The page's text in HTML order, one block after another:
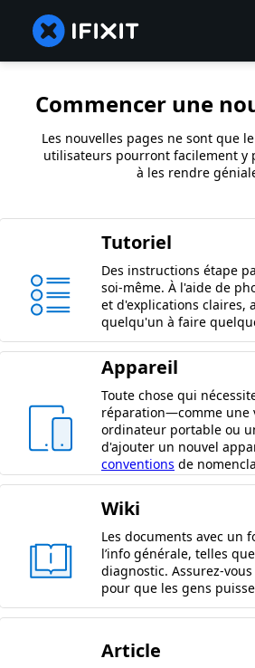
Commencer une
Les nouvelles pages ne sont que
utilisateurs pourront facilement y
à les rendre
Tutoriel
Des instructions étape
soi-même. À l'aide de
et d'explications claires,
quelqu'un à faire
Appareil
Toute chose qui
réparation—comme une
ordinateur portable ou
d'ajouter un nouvel
conventions de
Wiki
Les documents avec un
l’info générale, telles
diagnostic. Assurez-
pour que les gens
Article